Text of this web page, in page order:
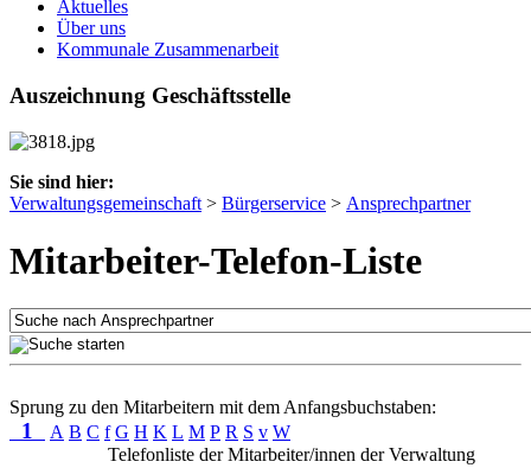
Aktuelles
Über uns
Kommunale Zusammenarbeit
Auszeichnung Geschäftsstelle
Sie sind hier:
Verwaltungsgemeinschaft > Bürgerservice > Ansprechpartner
Mitarbeiter-Telefon-Liste
Sprung zu den Mitarbeitern mit dem Anfangsbuchstaben:
1 A B C f G H K L M P R S v W
Telefonliste der Mitarbeiter/innen der Verwaltung